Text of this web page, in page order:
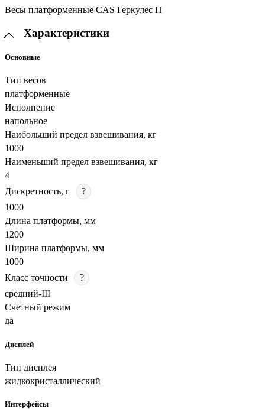
Весы платформенные CAS Геркулес П
Характеристики
Основные
Тип весов
платформенные
Исполнение
напольное
Наибольший предел взвешивания, кг
1000
Наименьший предел взвешивания, кг
4
Дискретность, г
?
1000
Длина платформы, мм
1200
Ширина платформы, мм
1000
Класс точности
?
средний-III
Счетный режим
да
Дисплей
Тип дисплея
жидкокристаллический
Интерфейсы